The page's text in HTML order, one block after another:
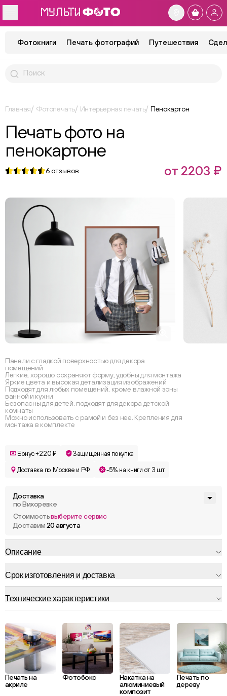
Фотокниги Печать фотографий Путешествия
Главная Фотопечать Интерьерная печать Пенокартон
Панели с гладкой поверхностью для декора
помещений
Легкие, хорошо сохраняют форму, удобны для монтажа
Яркие цвета и высокая детализация изображений
Подходят для любых помещений, кроме влажной зоны
ванной и кухни
Безопасны для детей, подходят для декора детской
комнаты
Можно использовать с рамой и без нее. Крепления для
монтажа в комплекте
Печать фото на
пенокартоне
6 отзывов от 2203 ₽
Бонус +220 ₽ Защищенная покупка
Доставка по Москве и РФ -5% на книги от 3 шт
Доставка
по Вихоревке
Стоимостьвыберите сервис
Доставим20 августа
Описание
Срок изготовления и доставка
Технические характеристики
Печать на
акриле
Фотобокс
Накатка на
алюминиевый
композит
Печать по
дереву